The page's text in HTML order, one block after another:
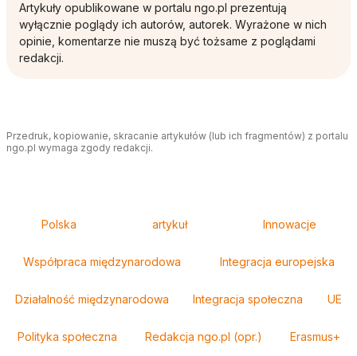
Artykuły opublikowane w portalu ngo.pl prezentują
wyłącznie poglądy ich autorów, autorek. Wyrażone w nich
opinie, komentarze nie muszą być tożsame z poglądami
redakcji.
Przedruk, kopiowanie, skracanie artykułów (lub ich fragmentów) z portalu
ngo.pl wymaga zgody redakcji.
Polska artykuł Innowacje
Współpraca międzynarodowa Integracja europejska
Działalność międzynarodowa Integracja społeczna UE
Polityka społeczna Redakcja ngo.pl (opr.) Erasmus+